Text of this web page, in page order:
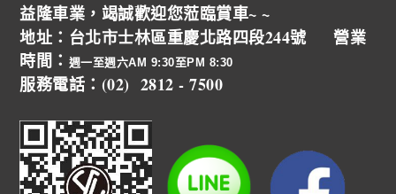
益隆車業，竭誠歡迎您蒞臨賞車~ ~
地址：台北市士林區重慶北路四段244號 營業
時間： 週一至週六AM 9:30至PM 8:30
服務電話：(02) 2812 - 7500